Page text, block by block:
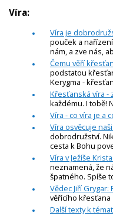
Víra:
Víra je
pouček a
nám, a zve nás,
Čemu věří
podstatou
Kerygma -
Křesťanská víra -
každému. I tobě!
Víra - co víra je a
Víra osvěcuje
dobrodružství.
cesta k Bohu
Víra v Ježíše
neznamená, že
špatného. Spíše
Vědec Jiří Grygar:
věřícího
Další texty k